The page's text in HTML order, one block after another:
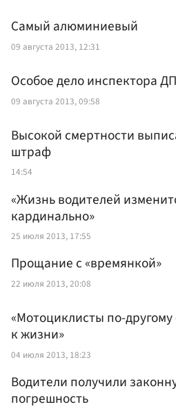
Самый алюминиевый
09 августа 2013, 12:31
Особое дело инспектора
09 августа 2013, 09:58
Высокой смертности
штраф
14:54
«Жизнь водителей
кардинально»
25 июля 2013, 17:55
Прощание с «времянкой»
22 июля 2013, 20:08
«Мотоциклисты по-другому
к жизни»
04 июля 2013, 18:23
Водители получили
погрешность